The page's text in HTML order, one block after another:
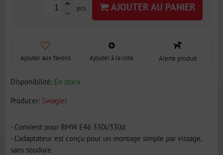
pcs AJOUTER AU PANIER
Ajouter aux favoris Ajouter à la liste Alerte produit
Disponibilité: En stock
Producer: Swagier
- Convient pour BMW E46 330i/330d
- L'adaptateur est conçu pour un montage simple par vissage,
sans soudure